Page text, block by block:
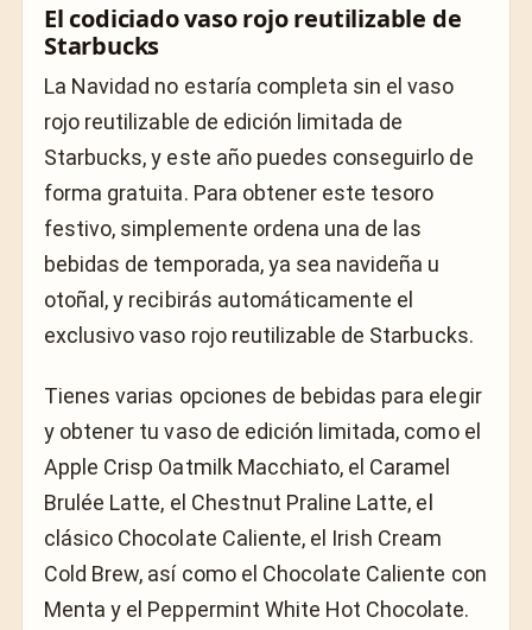
El codiciado vaso rojo reutilizable de
Starbucks
La Navidad no estaría completa sin el vaso
rojo reutilizable de edición limitada de
Starbucks, y este año puedes conseguirlo de
forma gratuita. Para obtener este tesoro
festivo, simplemente ordena una de las
bebidas de temporada, ya sea navideña u
otoñal, y recibirás automáticamente el
exclusivo vaso rojo reutilizable de Starbucks.
Tienes varias opciones de bebidas para elegir
y obtener tu vaso de edición limitada, como el
Apple Crisp Oatmilk Macchiato, el Caramel
Brulée Latte, el Chestnut Praline Latte, el
clásico Chocolate Caliente, el Irish Cream
Cold Brew, así como el Chocolate Caliente con
Menta y el Peppermint White Hot Chocolate.